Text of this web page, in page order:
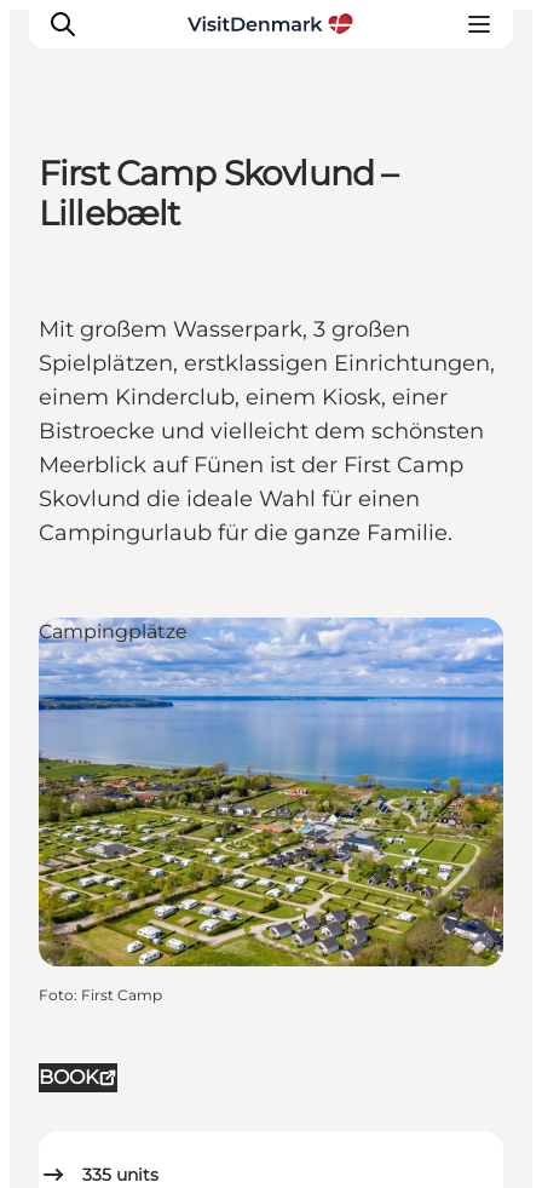
Inspiration
Reiseplanung
First Camp Skovlund –
Lillebælt
Mit großem Wasserpark, 3 großen
Spielplätzen, erstklassigen Einrichtungen,
einem Kinderclub, einem Kiosk, einer
Bistroecke und vielleicht dem schönsten
Meerblick auf Fünen ist der First Camp
Skovlund die ideale Wahl für einen
Campingurlaub für die ganze Familie.
BOOK
335 units
Campingplätze
Foto: First Camp